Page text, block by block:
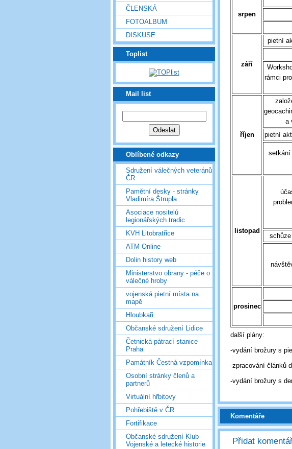
ČLENSKÁ
FOTOALBUM
DISKUSE
Toplist
Mail list
Oblíbené odkazy
Sdružení válečných veteránů
ČR
Pamětní desky - stránky
Vladimíra Štrupla
Asociace nositelů
legionářských tradic
KVH Litobratřice
ATM Online
Dolin history web
Ministerstvo obrany - péče o
válečné hroby
vojenská pietní místa na
mapě
Hloubkaři
Občanské sdružení Lidice
Četnická pátrací stanice
Praha
Památník Čestná vzpomínka
Osobní stránky členů a
partnerů
Virtuální hřbitovy
Pohřebiště v ČR
Fortifikace
Občanské sdružení Klub
Vojenské a letecké historie
srpen
září
pietní
rámci
říjen
a
pietní
setkání
listopad
prosinec
další plány:
-vydání brožury s
-zpracování článků
-vydání brožury s
Komentáře
Přidat